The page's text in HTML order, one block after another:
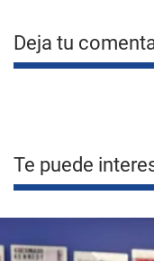
Deja tu
Te puede